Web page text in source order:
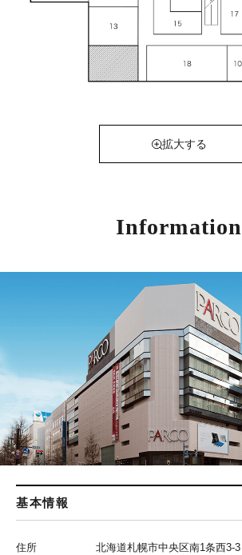
拡大する
Information
基本情報
住所 北海道札幌市中央区南1条西3-3